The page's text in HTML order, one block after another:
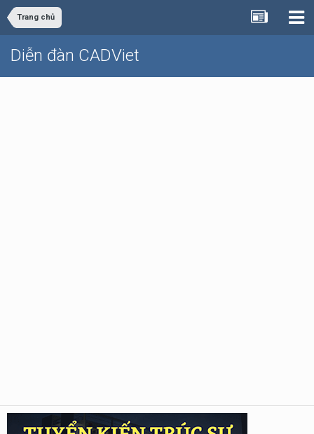
Trang chủ
Diễn đàn CADViet